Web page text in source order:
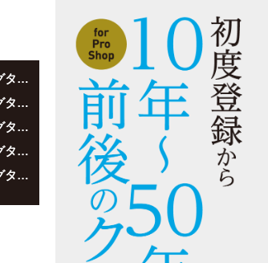
■ヤングタイマー＆ネオヤングタイマーに乗ろう／第13回／スペシャルショップ編
■ヤングタイマー＆ネオヤングタイマーに乗ろう／第12回／スペシャルショップ編
■ヤングタイマー＆ネオヤングタイマーに乗ろう／第11回／スペシャルショップ編
■ヤングタイマー＆ネオヤングタイマーに乗ろう／第10回／スペシャルショップ編
■ヤングタイマー＆ネオヤングタイマーに乗ろう／第9回／スペシャルショップ編